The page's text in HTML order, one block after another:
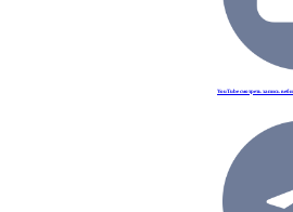
YouTube смотреть запись